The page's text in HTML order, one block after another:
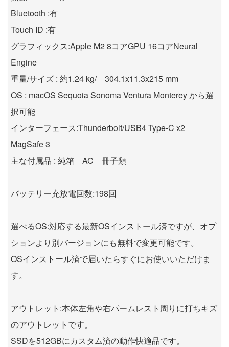
Bluetooth :有
Touch ID :有
グラフィックス:Apple M2 8コアGPU 16コアNeural
Engine
重量/サイズ : 約1.24 kg/ 304.1x11.3x215 mm
OS : macOS Sequoia Sonoma Ventura Monterey から選
択可能
インターフェース:Thunderbolt/USB4 Type-C x2
MagSafe 3
主な付属品 : 純箱 AC 冊子類
バッテリー充放電回数:198回
選べるOS:対応する最新OSインストール済ですが、オプ
ションより別バージョンにも無料で変更可能です。
OSインストール済で届いたらすぐにお使いいただけま
す。
アウトレット:本体左角や右パームレスト周りに打ちキズ
のアウトレットです。
SSDを512GBにカスタム済の動作快適品です。